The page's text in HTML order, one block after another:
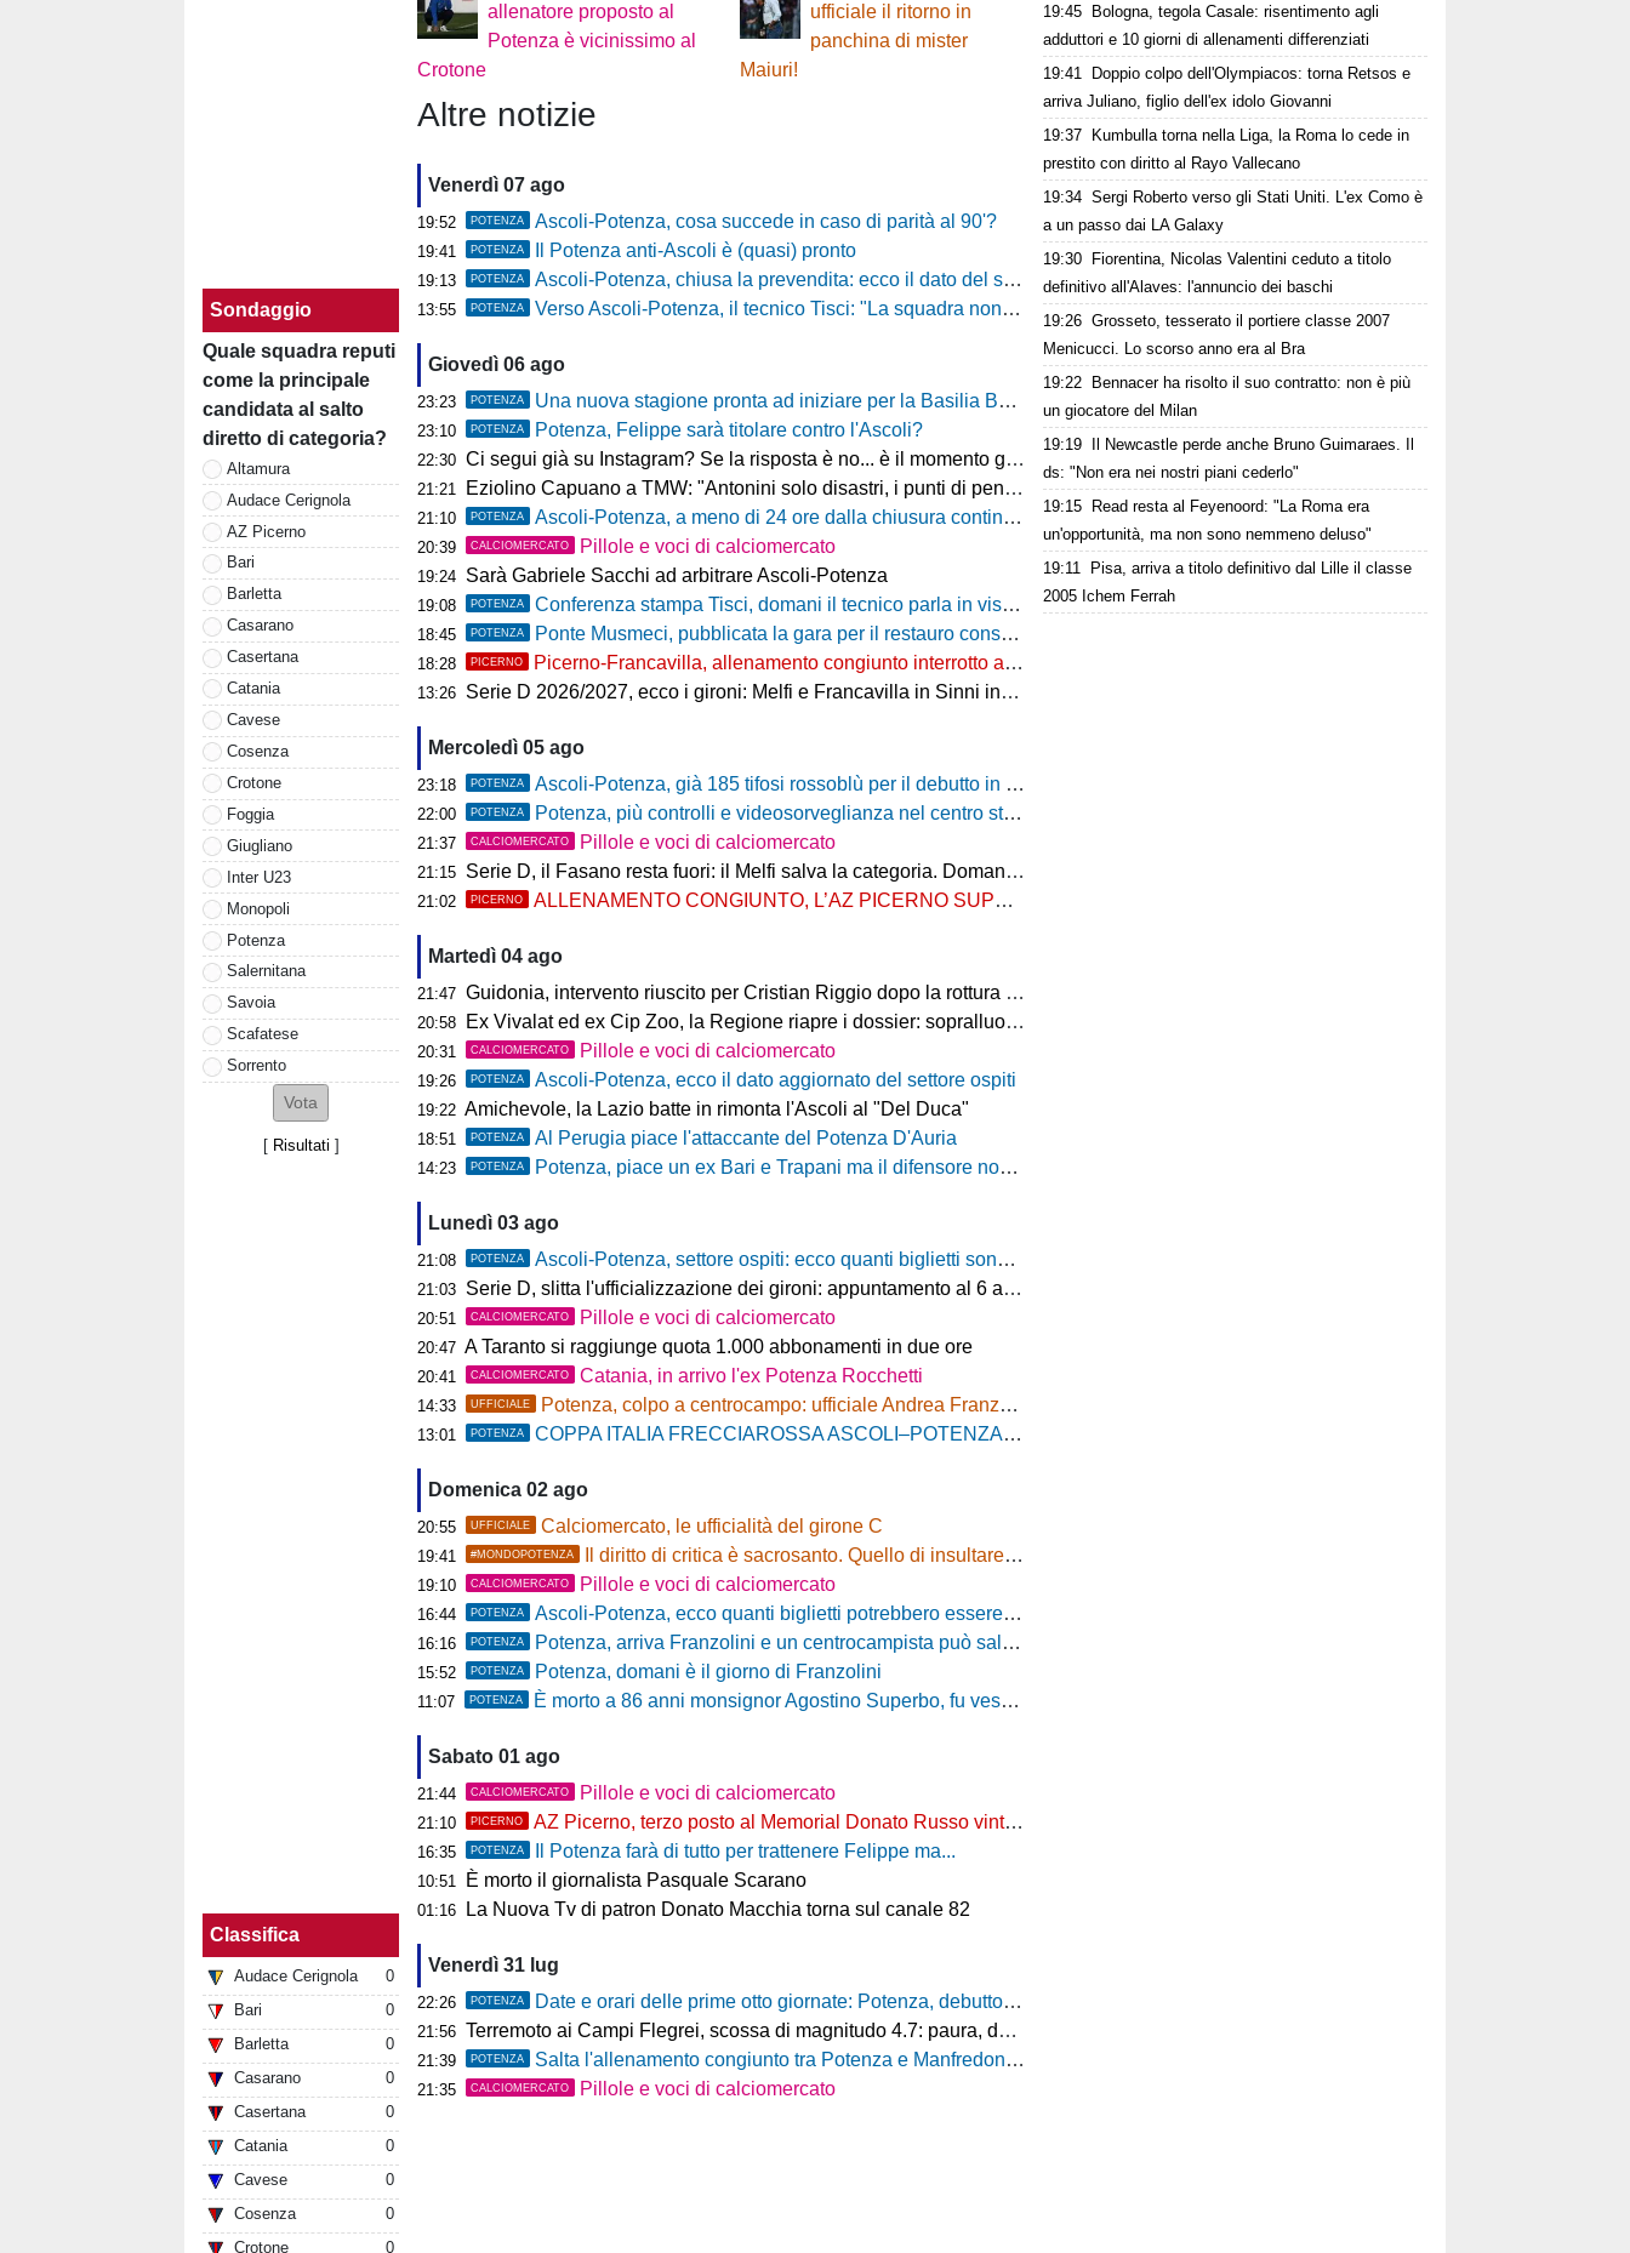
Sondaggio
Quale squadra reputi
come la principale
candidata al salto
diretto di categoria?
Altamura
Audace Cerignola
AZ Picerno
Bari
Barletta
Casarano
Casertana
Catania
Cavese
Cosenza
Crotone
Foggia
Giugliano
Inter U23
Monopoli
Potenza
Salernitana
Savoia
Scafatese
Sorrento
[ Risultati ]
Classifica
Audace Cerignola
0
Bari
0
Barletta
0
Casarano
0
Casertana
0
Catania
0
Cavese
0
Cosenza
0
Crotone
0
allenatore proposto al
Potenza è vicinissimo al
Crotone
ufficiale il ritorno in
panchina di mister
Maiuri!
Altre notizie
Venerdì 07 ago
19:52 POTENZA Ascoli-Potenza, cosa succede in caso di parità al 90'?
19:41 POTENZA Il Potenza anti-Ascoli è (quasi) pronto
19:13 POTENZA Ascoli-Potenza, chiusa la prevendita: ecco il dato del settore ospiti
13:55 POTENZA Verso Ascoli-Potenza, il tecnico Tisci: "La squadra non deve vivere questa sfida come una rivincita dei playoff, ai tifosi dico di godersi la trasferta"
Giovedì 06 ago
23:23 POTENZA Una nuova stagione pronta ad iniziare per la Basilia Basket Potenza
23:10 POTENZA Potenza, Felippe sarà titolare contro l'Ascoli?
22:30 Ci segui già su Instagram? Se la risposta è no... è il momento giusto per rimediare!
21:21 Eziolino Capuano a TMW: "Antonini solo disastri, i punti di penalizzazione che ha preso un record mondiale"
21:10 POTENZA Ascoli-Potenza, a meno di 24 ore dalla chiusura continua a salire il numero di biglietti venduti nel settore ospiti
20:39 CALCIOMERCATO Pillole e voci di calciomercato
19:24 Sarà Gabriele Sacchi ad arbitrare Ascoli-Potenza
19:08 POTENZA Conferenza stampa Tisci, domani il tecnico parla in vista di Ascoli-Potenza
18:45 POTENZA Ponte Musmeci, pubblicata la gara per il restauro conservativo
18:28 PICERNO Picerno-Francavilla, allenamento congiunto interrotto al termine del primo tempo
13:26 Serie D 2026/2027, ecco i gironi: Melfi e Francavilla in Sinni insieme nel Girone H
Mercoledì 05 ago
23:18 POTENZA Ascoli-Potenza, già 185 tifosi rossoblù per il debutto in Coppa Italia Frecciarossa
22:00 POTENZA Potenza, più controlli e videosorveglianza nel centro storico: il Comitato per la sicurezza rafforza le misure
21:37 CALCIOMERCATO Pillole e voci di calciomercato
21:15 Serie D, il Fasano resta fuori: il Melfi salva la categoria. Domani l'attesa per i gironi
21:02 PICERNO ALLENAMENTO CONGIUNTO, L’AZ PICERNO SUPERA L’AS MELFI
Martedì 04 ago
21:47 Guidonia, intervento riuscito per Cristian Riggio dopo la rottura del crociato
20:58 Ex Vivalat ed ex Cip Zoo, la Regione riapre i dossier: sopralluogo di Bardi
20:31 CALCIOMERCATO Pillole e voci di calciomercato
19:26 POTENZA Ascoli-Potenza, ecco il dato aggiornato del settore ospiti
19:22 Amichevole, la Lazio batte in rimonta l'Ascoli al "Del Duca"
18:51 POTENZA Al Perugia piace l'attaccante del Potenza D'Auria
14:23 POTENZA Potenza, piace un ex Bari e Trapani ma il difensore non vestirà rossoblù
Lunedì 03 ago
21:08 POTENZA Ascoli-Potenza, settore ospiti: ecco quanti biglietti sono stati venduti finora
21:03 Serie D, slitta l'ufficializzazione dei gironi: appuntamento al 6 agosto
20:51 CALCIOMERCATO Pillole e voci di calciomercato
20:47 A Taranto si raggiunge quota 1.000 abbonamenti in due ore
20:41 CALCIOMERCATO Catania, in arrivo l'ex Potenza Rocchetti
14:33 UFFICIALE Potenza, colpo a centrocampo: ufficiale Andrea Franzolini, firma fino al 2028
13:01 POTENZA COPPA ITALIA FRECCIAROSSA ASCOLI–POTENZA: BIGLIETTI SETTORE OSPITI IN VENDITA
Domenica 02 ago
20:55 UFFICIALE Calciomercato, le ufficialità del girone C
19:41 #MONDOPOTENZA Il diritto di critica è sacrosanto. Quello di insultare, no!
19:10 CALCIOMERCATO Pillole e voci di calciomercato
16:44 POTENZA Ascoli-Potenza, ecco quanti biglietti potrebbero essere disponibili per il settore ospiti
16:16 POTENZA Potenza, arriva Franzolini e un centrocampista può salutare
15:52 POTENZA Potenza, domani è il giorno di Franzolini
11:07 POTENZA È morto a 86 anni monsignor Agostino Superbo, fu vescovo di Potenza
Sabato 01 ago
21:44 CALCIOMERCATO Pillole e voci di calciomercato
21:10 PICERNO AZ Picerno, terzo posto al Memorial Donato Russo vinto dal Crotone
16:35 POTENZA Il Potenza farà di tutto per trattenere Felippe ma...
10:51 È morto il giornalista Pasquale Scarano
01:16 La Nuova Tv di patron Donato Macchia torna sul canale 82
Venerdì 31 lug
22:26 POTENZA Date e orari delle prime otto giornate: Potenza, debutto al Viviani contro il Casarano venerdì 21 agosto alle 21
21:56 Terremoto ai Campi Flegrei, scossa di magnitudo 4.7: paura, danni e sciame sismico ancora in corso
21:39 POTENZA Salta l'allenamento congiunto tra Potenza e Manfredonia, ecco perchè
21:35 CALCIOMERCATO Pillole e voci di calciomercato
19:45
Bologna, tegola Casale: risentimento agli
adduttori e 10 giorni di allenamenti differenziati
19:41
Doppio colpo dell'Olympiacos: torna Retsos e
arriva Juliano, figlio dell'ex idolo Giovanni
19:37
Kumbulla torna nella Liga, la Roma lo cede in
prestito con diritto al Rayo Vallecano
19:34 Sergi Roberto verso gli Stati Uniti. L'ex Como è
a un passo dai LA Galaxy
19:30
Fiorentina, Nicolas Valentini ceduto a titolo
definitivo all'Alaves: l'annuncio dei baschi
19:26 Grosseto, tesserato il portiere classe 2007
Menicucci. Lo scorso anno era al Bra
19:22
Bennacer ha risolto il suo contratto: non è più
un giocatore del Milan
19:19
Il Newcastle perde anche Bruno Guimaraes. Il
ds: "Non era nei nostri piani cederlo"
19:15
Read resta al Feyenoord: "La Roma era
un'opportunità, ma non sono nemmeno deluso"
19:11
Pisa, arriva a titolo definitivo dal Lille il classe
2005 Ichem Ferrah